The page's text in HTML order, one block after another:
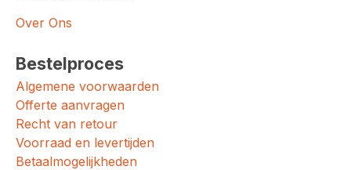
Over Ons
Bestelproces
Algemene voorwaarden
Offerte aanvragen
Recht van retour
Voorraad en levertijden
Betaalmogelijkheden